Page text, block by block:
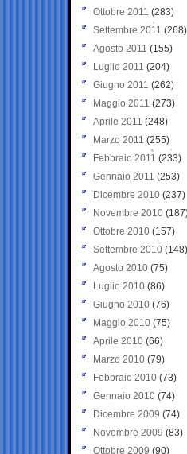
Ottobre 2011 (283)
Settembre 2011 (268)
Agosto 2011 (155)
Luglio 2011 (204)
Giugno 2011 (262)
Maggio 2011 (273)
Aprile 2011 (248)
Marzo 2011 (255)
Febbraio 2011 (233)
Gennaio 2011 (253)
Dicembre 2010 (237)
Novembre 2010
Ottobre 2010 (157)
Settembre 2010 (148)
Agosto 2010 (75)
Luglio 2010 (86)
Giugno 2010 (76)
Maggio 2010 (75)
Aprile 2010 (66)
Marzo 2010 (79)
Febbraio 2010 (73)
Gennaio 2010 (74)
Dicembre 2009 (74)
Novembre 2009 (83)
Ottobre 2009 (90)